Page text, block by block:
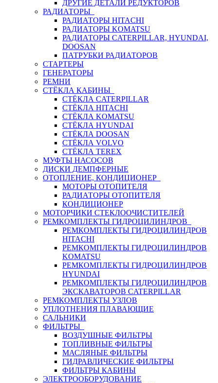
ДРУГИЕ ДЕТАЛИ РЕДУКТОРОВ
РАДИАТОРЫ
РАДИАТОРЫ HITACHI
РАДИАТОРЫ KOMATSU
РАДИАТОРЫ CATERPILLAR, HYUNDAI,
DOOSAN
ПАТРУБКИ РАДИАТОРОВ
СТАРТЕРЫ
ГЕНЕРАТОРЫ
РЕМНИ
СТЁКЛА КАБИНЫ
СТЁКЛА CATERPILLAR
СТЁКЛА HITACHI
СТЁКЛА KOMATSU
СТЁКЛА HYUNDAI
СТЁКЛА DOOSAN
СТЁКЛА VOLVO
СТЁКЛА TEREX
МУФТЫ НАСОСОВ
ДИСКИ ДЕМПФЕРНЫЕ
ОТОПЛЕНИЕ, КОНДИЦИОНЕР
МОТОРЫ ОТОПИТЕЛЯ
РАДИАТОРЫ ОТОПИТЕЛЯ
КОНДИЦИОНЕР
МОТОРЧИКИ СТЕКЛООЧИСТИТЕЛЕЙ
РЕМКОМПЛЕКТЫ ГИДРОЦИЛИНДРОВ
РЕМКОМПЛЕКТЫ ГИДРОЦИЛИНДРОВ
HITACHI
РЕМКОМПЛЕКТЫ ГИДРОЦИЛИНДРОВ
KOMATSU
РЕМКОМПЛЕКТЫ ГИДРОЦИЛИНДРОВ
HYUNDAI
РЕМКОМПЛЕКТЫ ГИДРОЦИЛИНДРОВ
ЭКСКАВАТОРОВ CATERPILLAR
РЕМКОМПЛЕКТЫ УЗЛОВ
УПЛОТНЕНИЯ ПЛАВАЮЩИЕ
САЛЬНИКИ
ФИЛЬТРЫ
ВОЗДУШНЫЕ ФИЛЬТРЫ
ТОПЛИВНЫЕ ФИЛЬТРЫ
МАСЛЯНЫЕ ФИЛЬТРЫ
ГИДРАВЛИЧЕСКИЕ ФИЛЬТРЫ
ФИЛЬТРЫ КАБИНЫ
ЭЛЕКТРООБОРУДОВАНИЕ